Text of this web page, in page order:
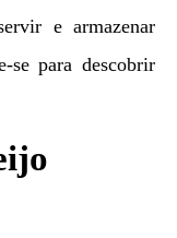
e armazenar
se para descobrir